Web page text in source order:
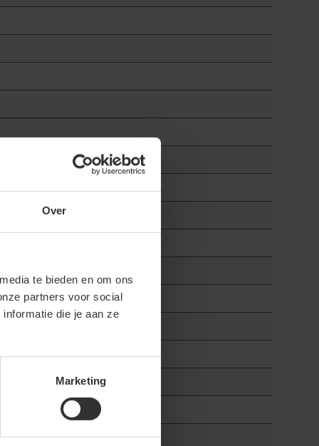
Over
te bieden en om ons
partners voor social
die je aan ze
Marketing